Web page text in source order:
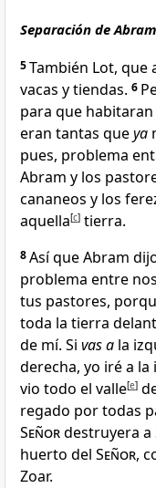
Separación de
5También Lot, que
vacas y tiendas. 6
para que
eran tantas queya
pues, problema
Abram y los
cananeos y los
aquella[c] tierra.
8Así que Abram
problema entre
tus pastores,
toda la tierra
de mí. Si vas a la
derecha, yo iré a la
vio todo el valle[e]
regado por todas
Señordestruyera a
huerto del Señor,
Zoar.